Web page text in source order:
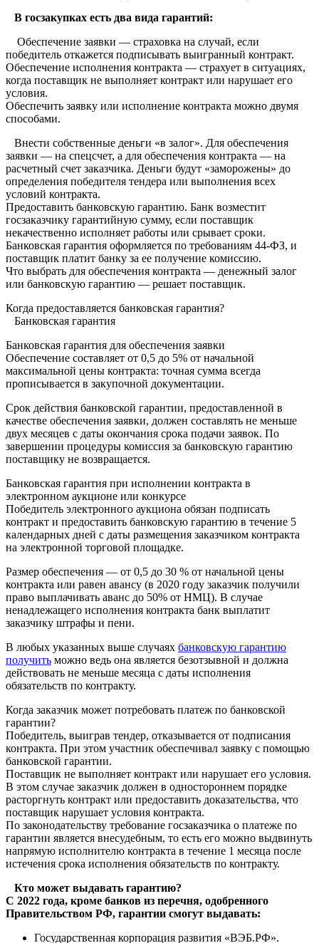
В госзакупках есть два вида гарантий:
Обеспечение заявки — страховка на случай, если
победитель откажется подписывать выигранный контракт.
Обеспечение исполнения контракта — страхует в ситуациях,
когда поставщик не выполняет контракт или нарушает его
условия.
Обеспечить заявку или исполнение контракта можно двумя
способами.
Внести собственные деньги «в залог». Для обеспечения
заявки — на спецсчет, а для обеспечения контракта — на
расчетный счет заказчика. Деньги будут «заморожены» до
определения победителя тендера или выполнения всех
условий контракта.
Предоставить банковскую гарантию. Банк возместит
госзаказчику гарантийную сумму, если поставщик
некачественно исполняет работы или срывает сроки.
Банковская гарантия оформляется по требованиям 44-ФЗ, и
поставщик платит банку за ее получение комиссию.
Что выбрать для обеспечения контракта — денежный залог
или банковскую гарантию — решает поставщик.
Когда предоставляется банковская гарантия?
Банковская гарантия
Банковская гарантия для обеспечения заявки
Обеспечение составляет от 0,5 до 5% от начальной
максимальной цены контракта: точная сумма всегда
прописывается в закупочной документации.
Срок действия банковской гарантии, предоставленной в
качестве обеспечения заявки, должен составлять не меньше
двух месяцев с даты окончания срока подачи заявок. По
завершении процедуры комиссия за банковскую гарантию
поставщику не возвращается.
Банковская гарантия при исполнении контракта в
электронном аукционе или конкурсе
Победитель электронного аукциона обязан подписать
контракт и предоставить банковскую гарантию в течение 5
календарных дней с даты размещения заказчиком контракта
на электронной торговой площадке.
Размер обеспечения — от 0,5 до 30 % от начальной цены
контракта или равен авансу (в 2020 году заказчик получили
право выплачивать аванс до 50% от НМЦ). В случае
ненадлежащего исполнения контракта банк выплатит
заказчику штрафы и пени.
В любых указанных выше случаях банковскую гарантию
получить можно ведь она является безотзывной и должна
действовать не меньше месяца с даты исполнения
обязательств по контракту.
Когда заказчик может потребовать платеж по банковской
гарантии?
Победитель, выиграв тендер, отказывается от подписания
контракта. При этом участник обеспечивал заявку с помощью
банковской гарантии.
Поставщик не выполняет контракт или нарушает его условия.
В этом случае заказчик должен в одностороннем порядке
расторгнуть контракт или предоставить доказательства, что
поставщик нарушает условия контракта.
По законодательству требование госзаказчика о платеже по
гарантии является внесудебным, то есть его можно выдвинуть
напрямую исполнителю контракта в течение 1 месяца после
истечения срока исполнения обязательств по контракту.
Кто может выдавать гарантию?
С 2022 года, кроме банков из перечня, одобренного
Правительством РФ, гарантии смогут выдавать:
Государственная корпорация развития «ВЭБ.РФ».